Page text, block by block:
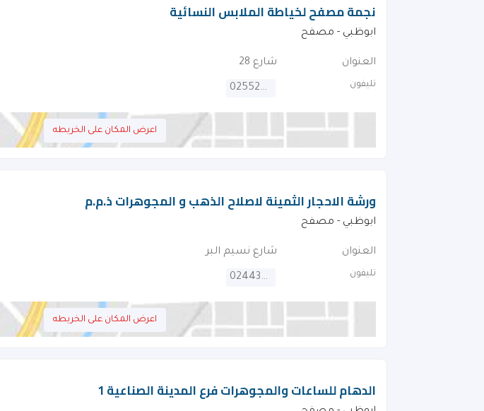
نجمة مصفح لخياطة الملابس النسائية
ابوظبي - مصفح
العنوان شارع 28
تليفون 025525046
اعرض المكان على الخريطه
ورشة الاحجار الثمينة لاصلاح الذهب و المجوهرات ذ.م.م
ابوظبي - مصفح
العنوان شارع نسيم البر
تليفون 024434965
اعرض المكان على الخريطه
الدهام للساعات والمجوهرات فرع المدينة الصناعية 1